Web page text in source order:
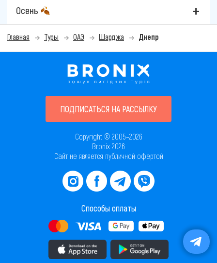
Осень
Главная Туры ОАЭ Шарджа Днепр
ПОДПИСАТЬСЯ НА РАССЫЛКУ
Copyright © 2005–2026
Bronix 2026
Сайт не является публичной офертой
Способы оплаты
Скачать приложение в AppStore Скачать приложение в PlayMarket